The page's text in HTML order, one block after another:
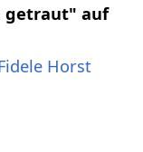
getraut" auf
Horst